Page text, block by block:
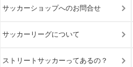
サッカーショップへのお問合せ
サッカーリーグについて
ストリートサッカーってあるの？